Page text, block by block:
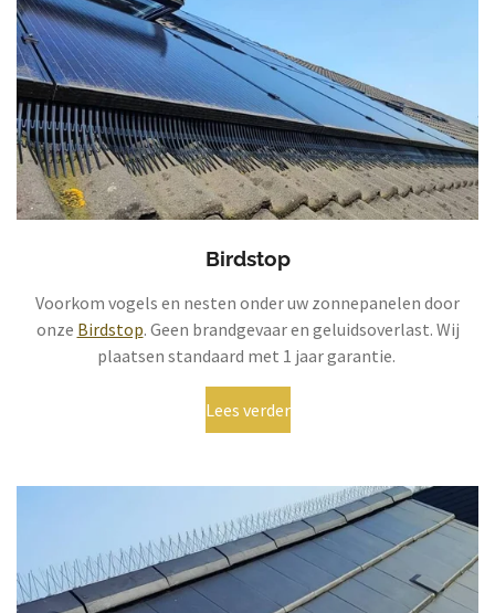
Birdstop
Voorkom vogels en nesten onder uw zonnepanelen door
onze Birdstop. Geen brandgevaar en geluidsoverlast. Wij
plaatsen standaard met 1 jaar garantie.
Lees verder